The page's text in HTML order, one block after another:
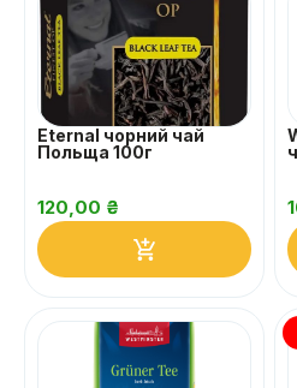
Eternal чорний чай
Польща 100г
120,00 ₴